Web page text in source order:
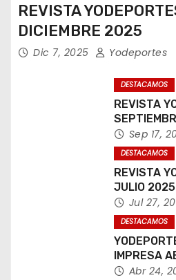
REVISTA
DICIEMBRE 2025
Dic 7, 2025 Yodeportes
DESTACAMOS
REVISTA
Sep 17,
DESTACAMOS
REVISTA
JULIO 2025
Jul 27,
DESTACAMOS
IMPRESA
Abr 24,